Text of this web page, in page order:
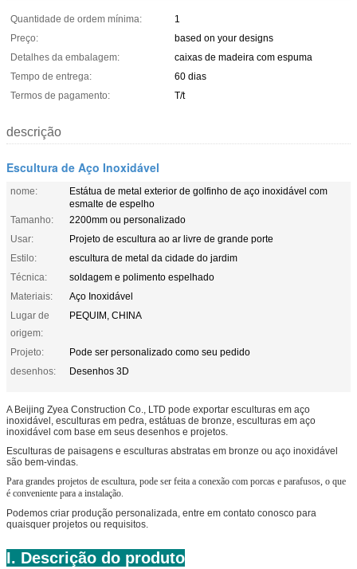
Quantidade de ordem mínima:
1
Preço:
based on your designs
Detalhes da embalagem:
caixas de madeira com espuma
Tempo de entrega:
60 dias
Termos de pagamento:
T/t
descrição
Escultura de Aço Inoxidável
nome:
Estátua de metal exterior de golfinho de aço inoxidável com
esmalte de espelho
Tamanho:
2200mm ou personalizado
Usar:
Projeto de escultura ao ar livre de grande porte
Estilo:
escultura de metal da cidade do jardim
Técnica:
soldagem e polimento espelhado
Materiais:
Aço Inoxidável
Lugar de
origem:
PEQUIM, CHINA
Projeto:
Pode ser personalizado como seu pedido
desenhos:
Desenhos 3D
A Beijing Zyea Construction Co., LTD pode exportar esculturas em aço
inoxidável, esculturas em pedra, estátuas de bronze, esculturas em aço
inoxidável com base em seus desenhos e projetos.
Esculturas de paisagens e esculturas abstratas em bronze ou aço inoxidável
são bem-vindas.
Para grandes projetos de escultura, pode ser feita a conexão com porcas e parafusos, o que
é conveniente para a instalação.
Podemos criar produção personalizada, entre em contato conosco para
quaisquer projetos ou requisitos.
I. Descrição do produto